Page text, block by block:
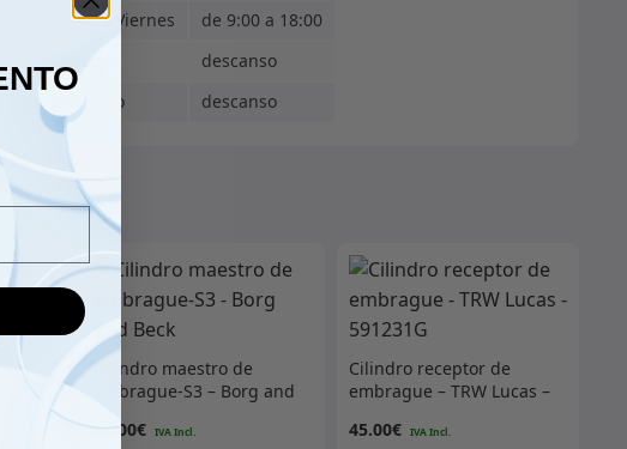
Lunes - Viernes
de 9:00 a 18:00
descanso
Domingo
descanso
Cilindro maestro de
embrague-S3 – Borg and
44.00€
Cilindro receptor de
embrague – TRW Lucas –
45.00€